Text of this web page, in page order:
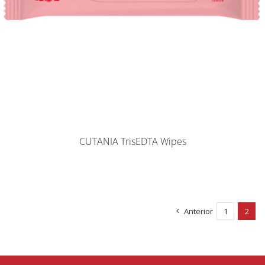
CUTANIA TrisEDTA Wipes
Anterior 1 2